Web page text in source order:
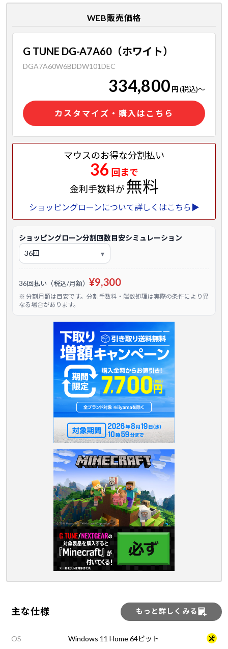
WEB販売価格
G TUNE DG-A7A60（ホワイト）
DGA7A60W6BDDW101DEC
334,800 円(税込)～
カスタマイズ・購入はこちら
マウスのお得な分割払い
36 回まで
金利手数料が無料
ショッピングローンについて詳しくはこちら▶
ショッピングローン分割回数目安シミュレーション
36回払い（税込/月額） ¥9,300
※ 分割月額は目安です。分割手数料・端数処理は実際の条件により異
なる場合があります。
主な仕様 もっと詳しくみる
OS Windows 11 Home 64ビット